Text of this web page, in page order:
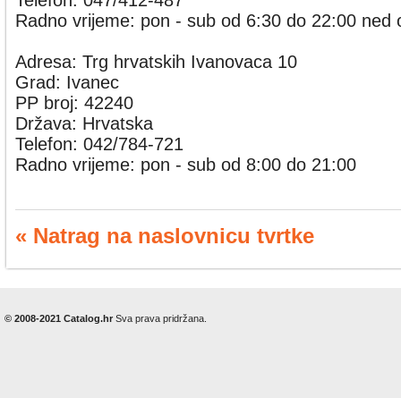
Radno vrijeme: pon - sub od 6:30 do 22:00 ned
Adresa: Trg hrvatskih Ivanovaca 10
Grad: Ivanec
PP broj: 42240
Država: Hrvatska
Telefon: 042/784-721
Radno vrijeme: pon - sub od 8:00 do 21:00
« Natrag na naslovnicu tvrtke
© 2008-2021 Catalog.hr Sva prava pridržana.